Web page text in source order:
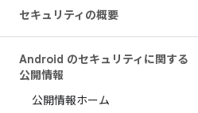
セキュリティの概要
Android のセキュリティに関する
公開情報
公開情報ホーム